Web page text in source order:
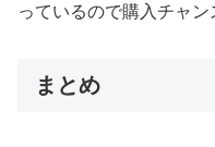
っているので購入チャン
まとめ